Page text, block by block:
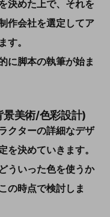
決めた上で、それを
作会社を選定してア
す。
に脚本の執筆が始ま
美術/色彩設計)
クターの詳細なデザ
を決めていきます。
ういった色を使うか
の時点で検討しま